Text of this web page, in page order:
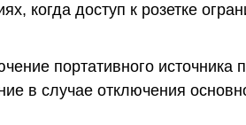
когда доступ к розетке
портативного
в случае отключения